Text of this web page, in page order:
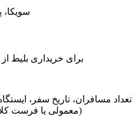
سویکا،
برای خریداری بلیط از
تعداد مسافران، تاریخ سفر،
(معمولی یا فرست